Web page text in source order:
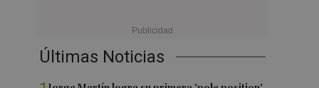
Últimas Noticias